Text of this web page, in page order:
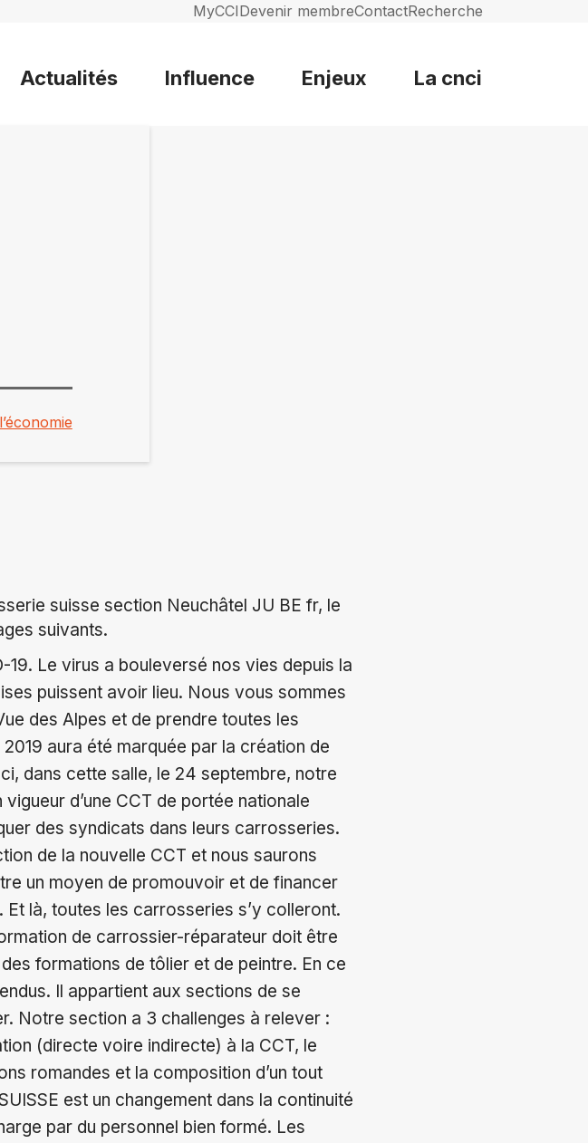
MyCCIDevenir membreContactRecherche
Actualités Influence Enjeux La cnci
suisse section Neuchâtel JU BE fr, le
suivants.
19. Le virus a bouleversé nos vies depuis la
puissent avoir lieu. Nous vous sommes
des Alpes et de prendre toutes les
aura été marquée par la création de
dans cette salle, le 24 septembre, notre
d’une CCT de portée nationale
des syndicats dans leurs carrosseries.
de la nouvelle CCT et nous saurons
un moyen de promouvoir et de financer
là, toutes les carrosseries s’y colleront.
de carrossier-réparateur doit être
formations de tôlier et de peintre. En ce
Il appartient aux sections de se
Notre section a 3 challenges à relever :
(directe voire indirecte) à la CCT, le
romandes et la composition d’un tout
est un changement dans la continuité
par du personnel bien formé. Les